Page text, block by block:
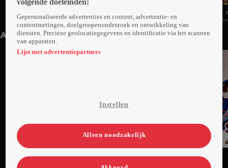
12min
Ma 20 nov 23
12min
3.
Anderen kijken ook
programma
programma
Gepersonaliseerde advertenties en content, advertentie- en
contentmetingen, doelgroepenonderzoek en ontwikkeling van
diensten. Precieze geolocatiegegevens en identificatie via het scannen
van apparaten.
Lijst met advertentiepartners
Instellen
Alleen noodzakelijk